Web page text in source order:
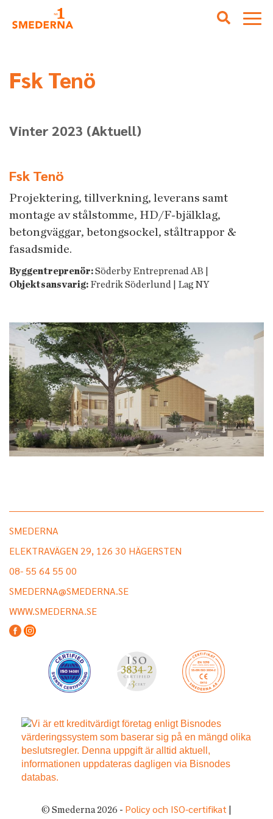
Fsk Tenö
Vinter 2023 (Aktuell)
Fsk Tenö
Projektering, tillverkning, leverans samt
montage av stålstomme, HD/F-bjälklag,
betongväggar, betongsockel, ståltrappor &
fasadsmide.
Byggentreprenör:Söderby Entreprenad AB |
Objektsansvarig: Fredrik Söderlund | Lag NY
SMEDERNA
ELEKTRAVÄGEN 29, 126 30 HÄGERSTEN
08- 55 64 55 00
SMEDERNA@SMEDERNA.SE
WWW.SMEDERNA.SE
© Smederna 2026 - Policy och ISO-certifikat